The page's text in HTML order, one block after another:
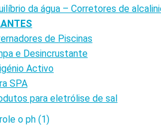
da água – Corretores de
de Piscinas
e Desincrustante
Activo
SPA
para eletrólise de sal